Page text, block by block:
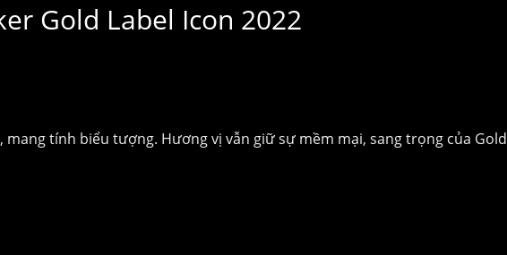
Gold Label Icon 2022
mang tính biểu tượng. Hương vị vẫn giữ sự mềm mại, sang trọng của Gold